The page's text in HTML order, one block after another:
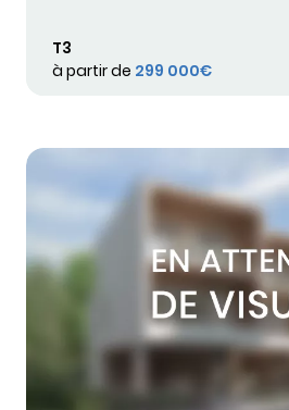
T3
à partir de 299 000€